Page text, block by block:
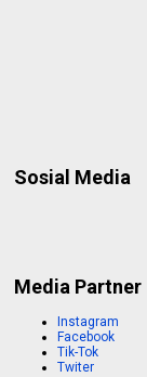
Sosial Media
Media Partner
Instagram
Facebook
Tik-Tok
Twiter